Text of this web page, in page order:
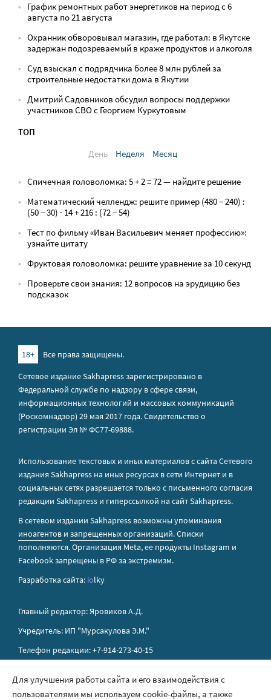
График ремонтных работ энергетиков на период с 6
августа по 21 августа
Охранник обворовывал магазин, где работал: в Якутске
задержан подозреваемый в краже продуктов и алкоголя
Суд взыскал с подрядчика более 8 млн рублей за
строительные недостатки дома в Якутии
Дмитрий Садовников обсудил вопросы поддержки
участников СВО с Георгием Куркутовым
ТОП
День
Неделя Месяц
Спичечная головоломка: 5 + 2 = 72 — найдите решение
Математический челлендж: решите пример (480 − 240) :
(50 − 30) · 14 + 216 : (72 − 54)
Тест по фильму «Иван Васильевич меняет профессию»:
узнайте цитату
Фруктовая головоломка: решите уравнение за 10 секунд
Проверьте свои знания: 12 вопросов на эрудицию без
подсказок
18+
Все права защищены.
Сетевое издание Sakhapress зарегистрировано в
Федеральной службе по надзору в сфере связи,
информационных технологий и массовых коммуникаций
(Роскомнадзор) 29 мая 2017 года. Свидетельство о
регистрации Эл № ФС77-69888.
Использование текстовых и иных материалов с сайта Сетевого
издания Sakhapress на иных ресурсах в сети Интернет и в
социальных сетях разрешается только с письменного согласия
редакции Sakhapress и гиперссылкой на сайт Sakhapress.
В сетевом издании Sakhapress возможны упоминания
иноагентов и запрещенных организаций. Списки
пополняются. Организация Metа, ее продукты Instagram и
Facebook запрещены в РФ за экстремизм.
Разработка сайта: iolky
Главный редактор: Яровиков А.Д.
Учредитель: ИП "Мурсакулова Э.М."
Телефон редакции: +7-914-273-40-15
Для улучшения работы сайта и его взаимодействия с
пользователями мы используем cookie-файлы, а также